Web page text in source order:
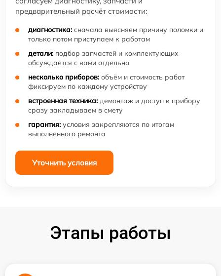
предварительный расчёт стоимости:
диагностика: сначала выясняем причину поломки и
только потом приступаем к работам
детали: подбор запчастей и комплектующих
обсуждается с вами отдельно
несколько приборов: объём и стоимость работ
фиксируем по каждому устройству
встроенная техника: демонтаж и доступ к прибору
сразу закладываем в смету
гарантия: условия закрепляются по итогам
выполненного ремонта
Уточнить условия
Этапы работы